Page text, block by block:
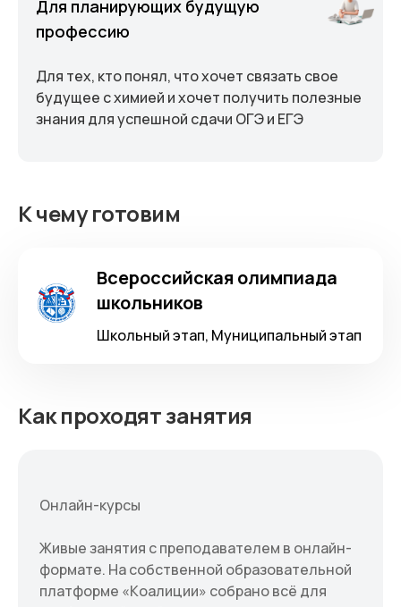
Для планирующих будущую
профессию
Для тех, кто понял, что хочет связать свое
будущее с химией и хочет получить полезные
знания для успешной сдачи ОГЭ и ЕГЭ
К чему готовим
Всероссийская олимпиада
школьников
Школьный этап, Муниципальный этап
Как проходят занятия
Онлайн-курсы
Живые занятия с преподавателем в онлайн-
формате. На собственной образовательной
платформе «Коалиции» собрано всё для